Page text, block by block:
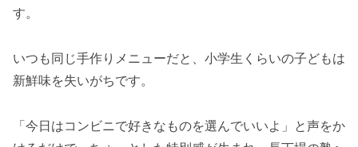
す。
いつも同じ手作りメニューだと、小学生くらいの子どもは
新鮮味を失いがちです。
「今日はコンビニで好きなものを選んでいいよ」と声をか